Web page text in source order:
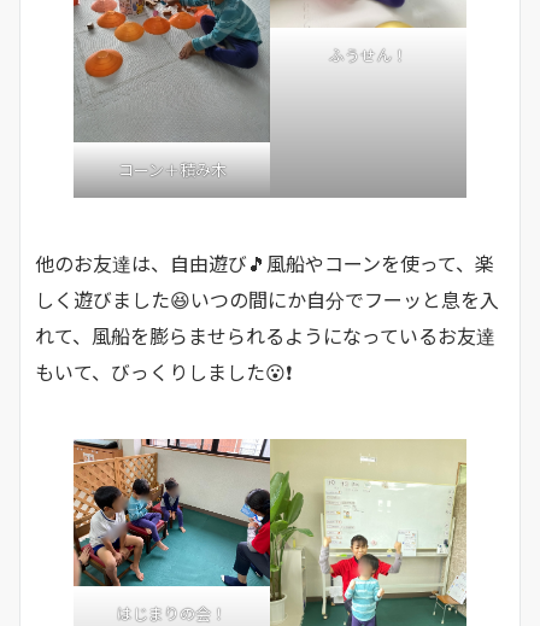
コーン＋積み木
ふうせん！
他のお友達は、自由遊び🎵風船やコーンを使って、楽
しく遊びました😆いつの間にか自分でフーッと息を入
れて、風船を膨らませられるようになっているお友達
もいて、びっくりしました😮❗
はじまりの会！